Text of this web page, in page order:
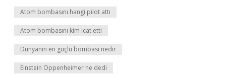
Atom bombasını hangi pilot attı
Atom bombasını kim icat etti
Dünyanın en güçlü bombası nedir
Einstein Oppenheimer ne dedi